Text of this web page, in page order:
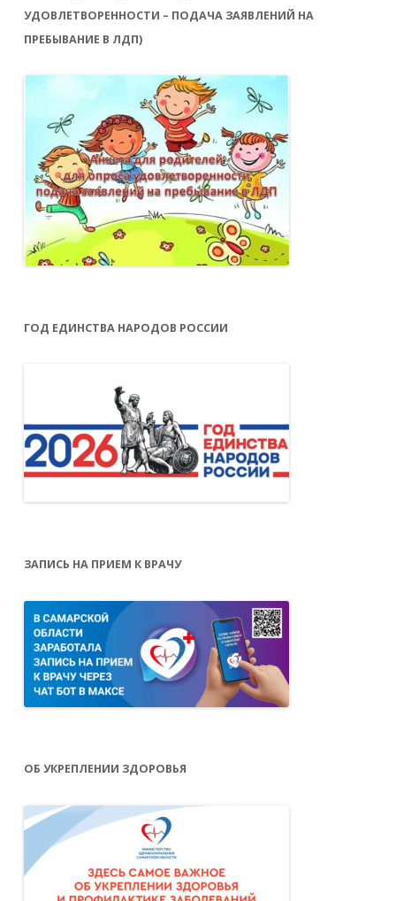
УДОВЛЕТВОРЕННОСТИ – ПОДАЧА ЗАЯВЛЕНИЙ НА
ПРЕБЫВАНИЕ В ЛДП)
ГОД ЕДИНСТВА НАРОДОВ РОССИИ
ЗАПИСЬ НА ПРИЕМ К ВРАЧУ
ОБ УКРЕПЛЕНИИ ЗДОРОВЬЯ